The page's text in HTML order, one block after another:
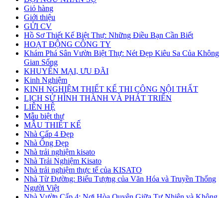
Giỏ hàng
Giới thiệu
GỬI CV
Hồ Sơ Thiết Kế Biệt Thự: Những Điều Bạn Cần Biết
HOẠT ĐỘNG CÔNG TY
Khám Phá Sân Vườn Biệt Thự: Nét Đẹp Kiêu Sa Của Không
Gian Sống
KHUYẾN MẠI, ƯU ĐÃI
Kinh Nghiệm
KINH NGHIỆM THIẾT KẾ THI CÔNG NỘI THẤT
LỊCH SỬ HÌNH THÀNH VÀ PHÁT TRIỂN
LIÊN HỆ
Mẫu biệt thự
MẪU THIẾT KẾ
Nhà Cấp 4 Đẹp
Nhà Ống Đẹp
Nhà trải nghiệm kisato
Nhà Trải Nghiệm Kisato
Nhà trải nghiệm thực tế của KISATO
Nhà Từ Đường: Biểu Tượng của Văn Hóa và Truyền Thống
Người Việt